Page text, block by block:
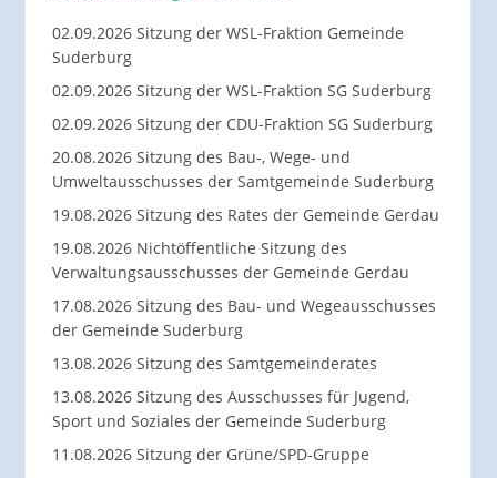
02.09.2026 Sitzung der WSL-Fraktion Gemeinde
Suderburg
02.09.2026 Sitzung der WSL-Fraktion SG Suderburg
02.09.2026 Sitzung der CDU-Fraktion SG Suderburg
20.08.2026 Sitzung des Bau-, Wege- und
Umweltausschusses der Samtgemeinde Suderburg
19.08.2026 Sitzung des Rates der Gemeinde Gerdau
19.08.2026 Nichtöffentliche Sitzung des
Verwaltungsausschusses der Gemeinde Gerdau
17.08.2026 Sitzung des Bau- und Wegeausschusses
der Gemeinde Suderburg
13.08.2026 Sitzung des Samtgemeinderates
13.08.2026 Sitzung des Ausschusses für Jugend,
Sport und Soziales der Gemeinde Suderburg
11.08.2026 Sitzung der Grüne/SPD-Gruppe